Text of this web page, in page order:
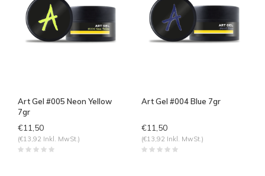
Art Gel #005 Neon Yellow
7gr
€11,50
(€13,92 Inkl. MwSt.)
Art Gel #004 Blue 7gr
€11,50
(€13,92 Inkl. MwSt.)